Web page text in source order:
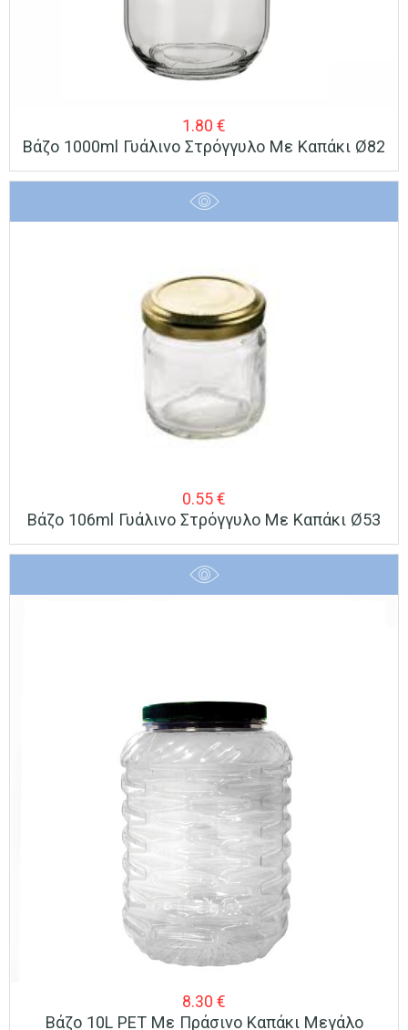
1.80 €
Βάζο 1000ml Γυάλινο Στρόγγυλο Με Καπάκι Ø82
0.55€
Βάζο 106ml Γυάλινο Στρόγγυλο Με Καπάκι Ø53
8.30 €
Βάζο 10L PET Με Πράσινο Καπάκι Μεγάλo